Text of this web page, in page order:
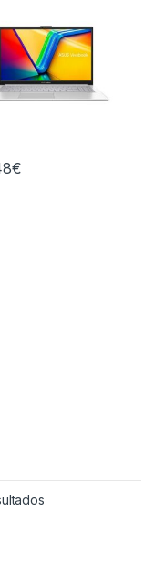
€
Ordenado por